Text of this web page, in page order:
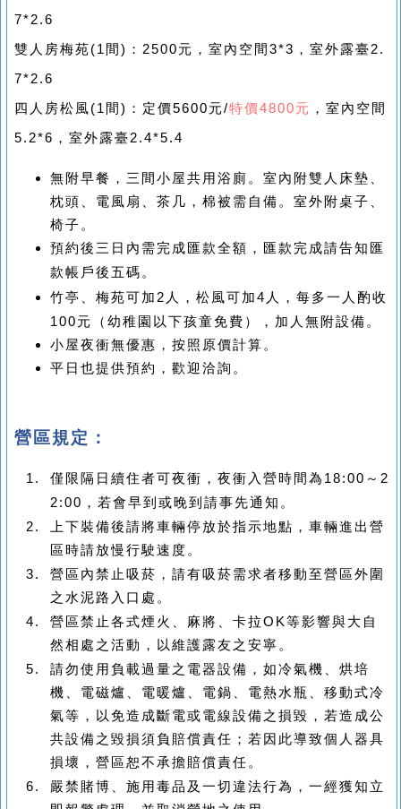
7*2.6
雙人房梅苑(1 間) ： 2500元，室內空間3*3 ，室外露臺2.
7*2.6
四人房松風(1 間) ：定價5600元/特價4800元 ，室內空間
5.2*6 ，室外露臺2.4*5.4
無附早餐， 三間小屋共用浴廁。室內附雙人床墊、
枕頭、電風扇、茶几，棉被需自備。室外附桌子、
椅子。
預約後三日內需完成匯款全額，匯款完成請告知匯
款帳戶後五碼。
竹亭、梅苑可加2人 ，松風可加4 人，每多一人酌收
100元（幼稚園以下孩童免費），加人無附設備。
小屋夜衝無優惠，按照原價計算。
平日也提供預約，歡迎洽詢。
營區規定：
僅限隔日續住者可夜衝，夜衝入營時間為 18:00 ～ 2
2:00 ，若會早到或晚到請事先通知。
上下裝備後請將車輛停放於指示地點，車輛進出營
區時請放慢行駛速度。
營區內禁止吸菸，請有吸菸需求者移動至營區外圍
之水泥路入口處。
營區禁止各式煙火、麻將、卡拉OK等影響與大自
然相處之活動，以維護露友之安寧。
請勿使用負載過量之電器設備，如冷氣機、烘培
機、電磁爐、電暖爐、電鍋、電熱水瓶、移動式冷
氣等，以免造成斷電或電線設備之損毀，若造成公
共設備之毀損須負賠償責任；若因此導致個人器具
損壞，營區恕不承擔賠償責任。
嚴禁賭博、施用毒品及一切違法行為，一經獲知立